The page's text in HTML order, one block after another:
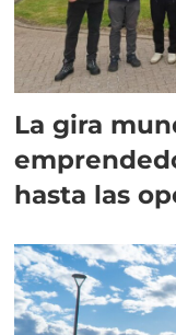
La gira
hasta las